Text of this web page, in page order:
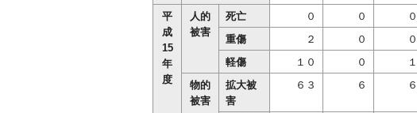
平
成
15
年
度
人的
被害
死亡 ０ ０ ０
重傷
２ ０ ０
軽傷
１０ ０ １
物的
被害
拡大被
害
６３ ６ ６